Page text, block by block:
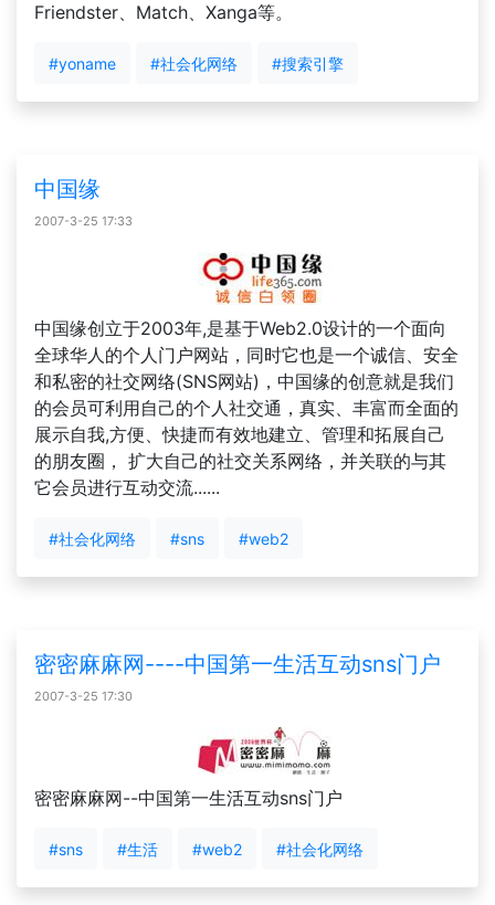
Friendster、Match、Xanga等。
#yoname #社会化网络 #搜索引擎
中国缘
2007-3-25 17:33
中国缘创立于2003年,是基于Web2.0设计的一个面向
全球华人的个人门户网站，同时它也是一个诚信、安全
和私密的社交网络(SNS网站)，中国缘的创意就是我们
的会员可利用自己的个人社交通，真实、丰富而全面的
展示自我,方便、快捷而有效地建立、管理和拓展自己
的朋友圈， 扩大自己的社交关系网络，并关联的与其
它会员进行互动交流......
#社会化网络 #sns #web2
密密麻麻网----中国第一生活互动sns门户
2007-3-25 17:30
密密麻麻网--中国第一生活互动sns门户
#sns #生活 #web2 #社会化网络